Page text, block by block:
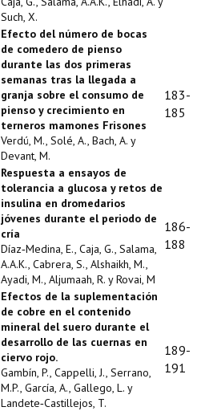
Such, X.
Efecto del número de bocas
de comedero de pienso
durante las dos primeras
semanas tras la llegada a
granja sobre el consumo de
pienso y crecimiento en
terneros mamones Frisones
Verdú, M., Solé, A., Bach, A. y
Devant, M.
183-
185
Respuesta a ensayos de
tolerancia a glucosa y retos de
insulina en dromedarios
jóvenes durante el periodo de
cría
Díaz‑Medina, E., Caja, G., Salama,
A.A.K., Cabrera, S., Alshaikh, M.,
Ayadi, M., Aljumaah, R. y Rovai, M
186-
188
Efectos de la suplementación
de cobre en el contenido
mineral del suero durante el
desarrollo de las cuernas en
ciervo rojo.
Gambín, P., Cappelli, J., Serrano,
M.P., García, A., Gallego, L. y
Landete‑Castillejos, T.
189-
191